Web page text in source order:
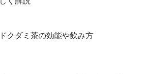
ドクダミ茶の効能や飲み方